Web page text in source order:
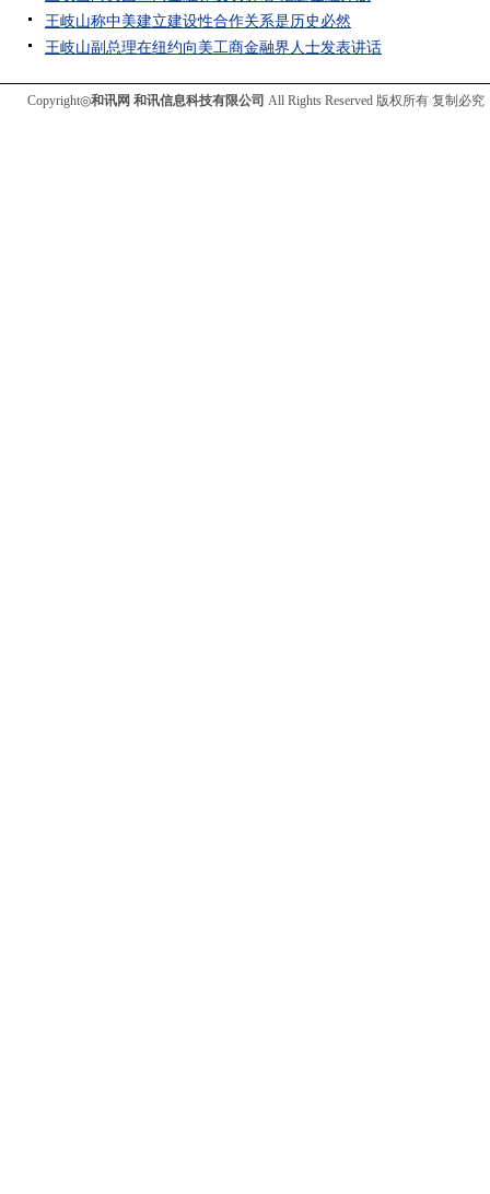
王岐山称中美建立建设性合作关系是历史必然
王岐山副总理在纽约向美工商金融界人士发表讲话
Copyright◎和讯网 和讯信息科技有限公司 All Rights Reserved 版权所有 复制必究